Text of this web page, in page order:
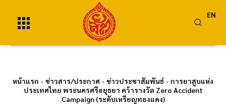
EN
หน้าแรก ข่าวสาร/ประกาศ ข่าวประชาสัมพันธ์
การยาสูบแห่ง
ประเทศไทย พระนครศรีอยุธยา คว้ารางวัล Zero Accident
Campaign (ระดับเหรียญทองแดง)